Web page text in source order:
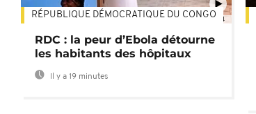
01:34
RÉPUBLIQUE DÉMOCRATIQUE DU CONGO
RDC : la peur d’Ebola détourne
les habitants des hôpitaux
Il y a 19 minutes